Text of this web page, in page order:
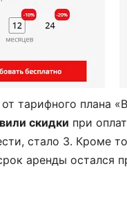
тарифного плана
скидки при
стало 3. Кроме
аренды остался
себя.